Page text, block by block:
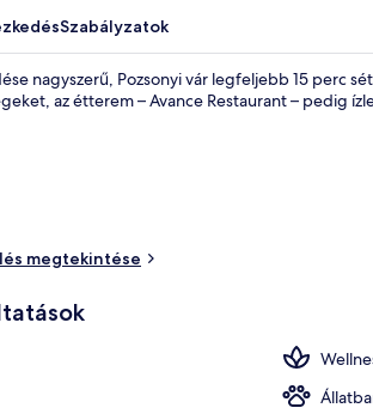
Szabályzatok
nagyszerű, Pozsonyi vár legfeljebb 15 perc
az étterem – Avance Restaurant – pedig
megtekintése